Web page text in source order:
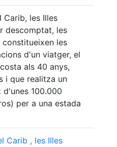
Carib, les Illes
descomptat, les
les
d'un viatger, el
als 40 anys,
i que realitza un
d'unes 100.000
per a una estada
Carib , les Illes